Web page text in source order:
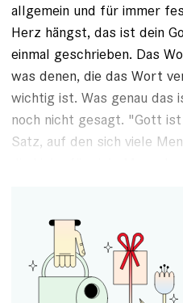
allgemein und für ­immer
Herz hängst, das ist dein
einmal geschrieben. Das
was denen, die das Wort
wichtig ist. Was genau
noch nicht gesagt. "Gott
Satz, auf den sich viele